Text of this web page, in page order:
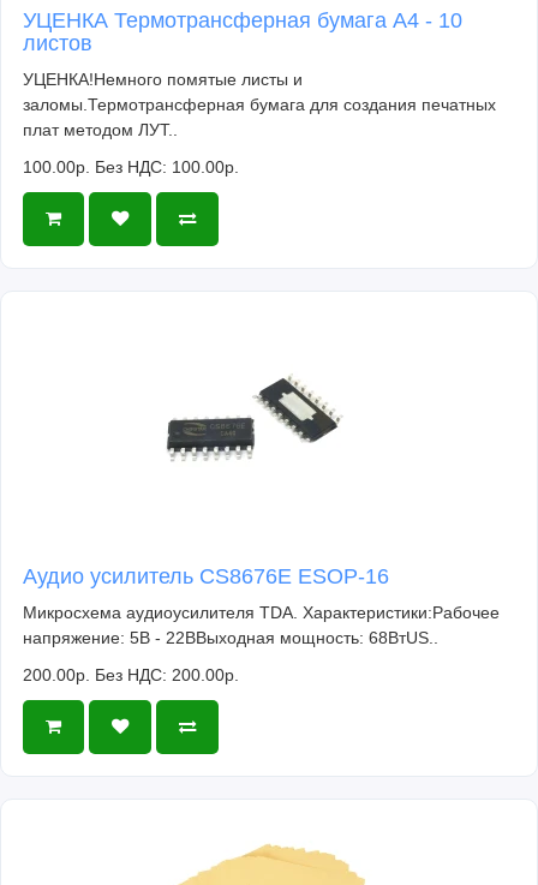
УЦЕНКА Термотрансферная бумага А4 - 10
листов
УЦЕНКА!Немного помятые листы и
заломы.Термотрансферная бумага для создания печатных
плат методом ЛУТ..
100.00р. Без НДС: 100.00р.
Аудио усилитель CS8676E ESOP-16
Микросхема аудиоусилителя TDA. Характеристики:Рабочее
напряжение: 5В - 22ВВыходная мощность: 68ВтUS..
200.00р. Без НДС: 200.00р.